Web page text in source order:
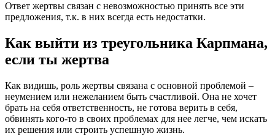
Ответ жертвы связан с невозможностью принять все эти
предложения, т.к. в них всегда есть недостатки.
Как выйти из треугольника Карпмана,
если ты жертва
Как видишь, роль жертвы связана с основной проблемой –
неумением или нежеланием быть счастливой. Она не хочет
брать на себя ответственность, не готова верить в себя,
обвинять кого-то в своих проблемах для нее легче, чем искать
их решения или строить успешную жизнь.